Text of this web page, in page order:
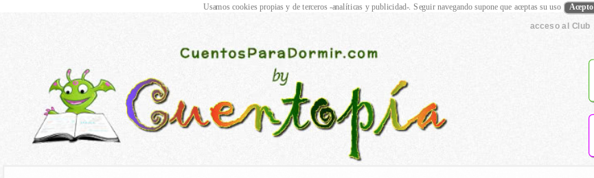
acceso al Club
Usamos cookies propias y de terceros -analíticas y publicidad-. Seguir navegando supone que aceptas su uso Acepto